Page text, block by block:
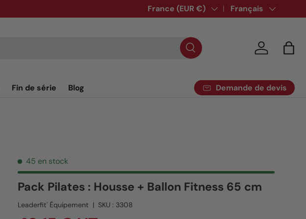
Pays
France (EUR €) LangueFrançais
Se
Fin de série Blog Demande de devis
45 en stock
Pack Pilates : Housse + Ballon Fitness 65 cm
Leaderfit' Équipement |SKU : 3308